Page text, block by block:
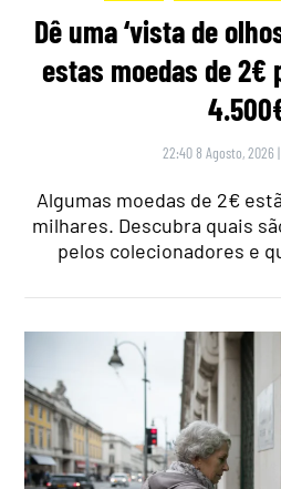
Dê uma ‘vista de
estas moedas de 2€
22:40 8 Agosto, 2026 |
Algumas moedas de 2€
milhares. Descubra quais
pelos colecionadores e